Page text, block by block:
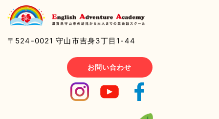
〒524-0021 守山市吉身3丁目1-44
お問い合わせ